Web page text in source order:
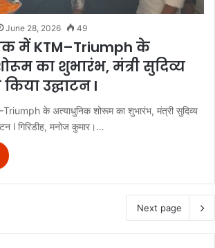
June 28, 2026 49
में KTM–Triumph के
का शुभारंभ, मंत्री सुदिव्य
उद्घाटन l
के अत्याधुनिक शोरूम का शुभारंभ, मंत्री सुदिव्य
l गिरिडीह, मनोज कुमार।…
Next page